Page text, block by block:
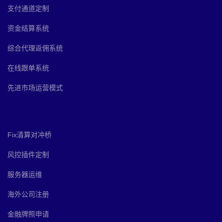
支付通道定制
资金结算系统
综合代理返佣系统
在线跟单系统
先进市场运营模式
Fix清算对冲桥
风控插件定制
服务器运维
海外公司注册
金融牌照申请